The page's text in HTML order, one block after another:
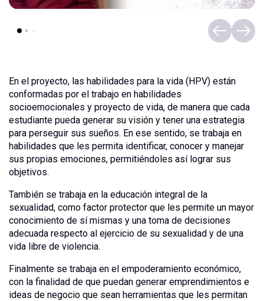
En el proyecto, las habilidades para la vida (HPV) están
conformadas por el trabajo en habilidades
socioemocionales y proyecto de vida, de manera que cada
estudiante pueda generar su visión y tener una estrategia
para perseguir sus sueños. En ese sentido, se trabaja en
habilidades que les permita identificar, conocer y manejar
sus propias emociones, permitiéndoles así lograr sus
objetivos.
También se trabaja en la educación integral de la
sexualidad, como factor protector que les permite un mayor
conocimiento de sí mismas y una toma de decisiones
adecuada respecto al ejercicio de su sexualidad y de una
vida libre de violencia.
Finalmente se trabaja en el empoderamiento económico,
con la finalidad de que puedan generar emprendimientos e
ideas de negocio que sean herramientas que les permitan